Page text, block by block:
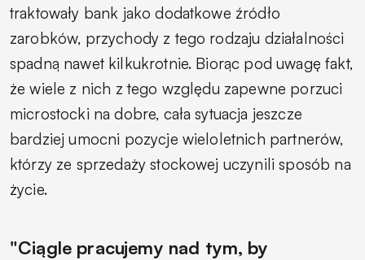
traktowały bank jako dodatkowe źródło
zarobków, przychody z tego rodzaju działalności
spadną nawet kilkukrotnie. Biorąc pod uwagę fakt,
że wiele z nich z tego względu zapewne porzuci
microstocki na dobre, cała sytuacja jeszcze
bardziej umocni pozycje wieloletnich partnerów,
którzy ze sprzedaży stockowej uczynili sposób na
życie.
"Ciągle pracujemy nad tym, by